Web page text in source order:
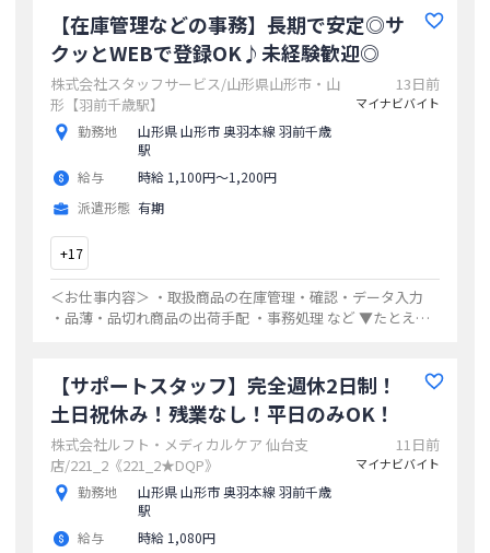
【在庫管理などの事務】長期で安定◎サ
クッとWEBで登録OK♪未経験歓迎◎
株式会社スタッフサービス/山形県山形市・山
形【羽前千歳駅】
勤務地
山形県 山形市 奥羽本線 羽前千歳
駅
給与
時給 1,100円〜1,200円
派遣形態 有期
13日前
マイナビバイト
+17
＜お仕事内容＞ ・取扱商品の在庫管理・確認・データ入力
・品薄・品切れ商品の出荷手配 ・事務処理 など ▼たとえば
【サポートスタッフ】完全週休2日制！
土日祝休み！残業なし！平日のみOK！
株式会社ルフト・メディカルケア 仙台支
店/221_2《221_2★DQP》
勤務地
山形県 山形市 奥羽本線 羽前千歳
駅
給与
時給 1,080円
11日前
マイナビバイト